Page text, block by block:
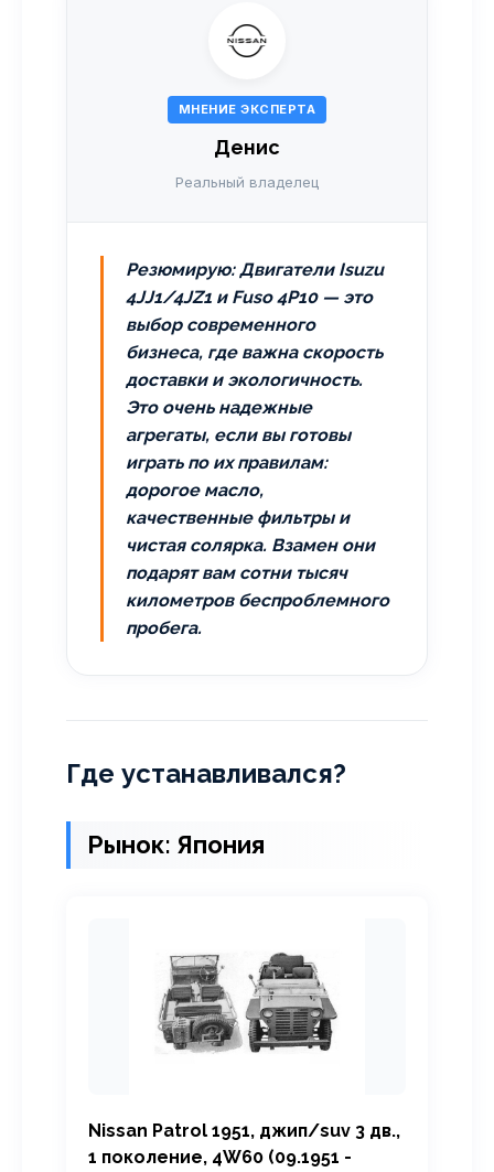
МНЕНИЕ ЭКСПЕРТА
Денис
Реальный владелец
Резюмирую: Двигатели Isuzu
4JJ1/4JZ1 и Fuso 4P10 — это
выбор современного
бизнеса, где важна скорость
доставки и экологичность.
Это очень надежные
агрегаты, если вы готовы
играть по их правилам:
дорогое масло,
качественные фильтры и
чистая солярка. Взамен они
подарят вам сотни тысяч
километров беспроблемного
пробега.
Где устанавливался?
Рынок: Япония
Nissan Patrol 1951, джип/suv 3 дв.,
1 поколение, 4W60 (09.1951 -